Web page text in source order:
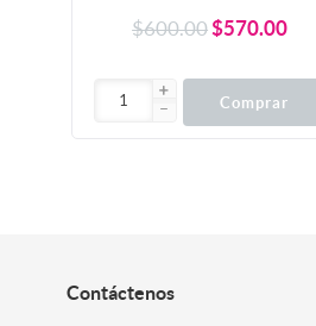
$600.00$570.00
Comprar
Contáctenos